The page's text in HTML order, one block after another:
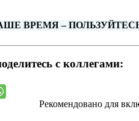
ВРЕМЯ –
с коллегами:
Рекомендовано для